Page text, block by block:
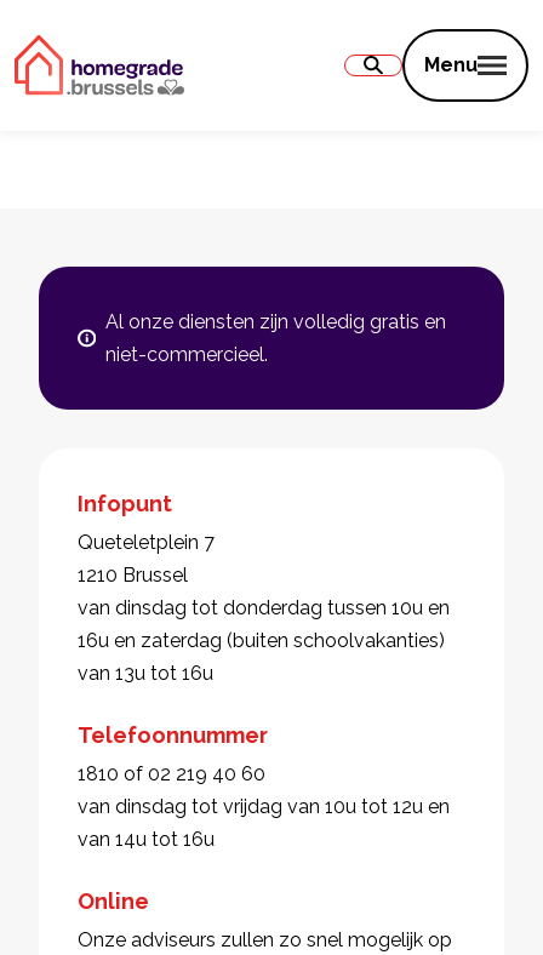
Menu
Al onze diensten zijn volledig gratis en
niet-commercieel.
Infopunt
Queteletplein 7
1210 Brussel
van dinsdag tot donderdag tussen 10u en
16u en zaterdag (buiten schoolvakanties)
van 13u tot 16u
Telefoonnummer
1810 of 02 219 40 60
van dinsdag tot vrijdag van 10u tot 12u en
van 14u tot 16u
Online
Onze adviseurs zullen zo snel mogelijk op